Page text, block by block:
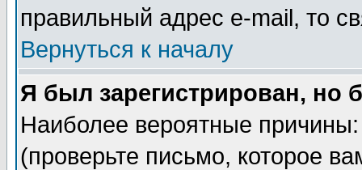
правильный адрес e-mail, то
Вернуться к началу
Я был зарегистрирован, но
Наиболее вероятные
(проверьте письмо, которое